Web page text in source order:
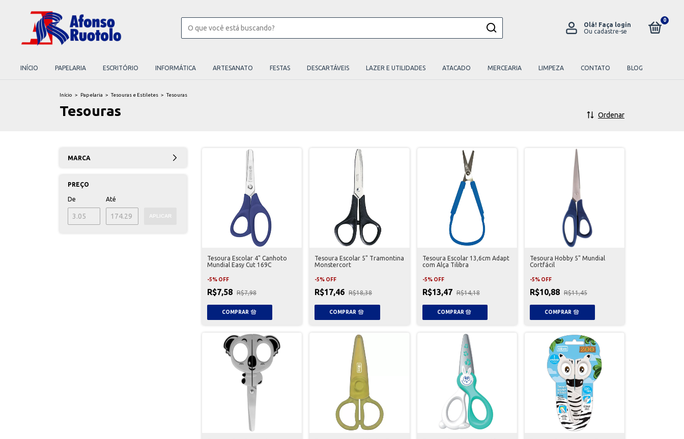
Olá! Faça login
Ou cadastre-se
0
INÍCIO PAPELARIA ESCRITÓRIO INFORMÁTICA ARTESANATO FESTAS DESCARTÁVEIS LAZER E UTILIDADES ATACADO MERCEARIA LIMPEZA CONTATO BLOG
Início > Papelaria > Tesouras e Estiletes > Tesouras
Tesouras Ordenar
MARCA
PREÇO
De Até
APLICAR
Tesoura Escolar 4" Canhoto
Mundial Easy Cut 169C
-5% OFF
R$7,58 R$7,98
Tesoura Escolar 5" Tramontina
Monstercort
-5% OFF
R$17,46 R$18,38
Tesoura Escolar 13,6cm Adapt
com Alça Tilibra
-5% OFF
R$13,47 R$14,18
Tesoura Hobby 5" Mundial
Cortfácil
-5% OFF
R$10,88 R$11,45